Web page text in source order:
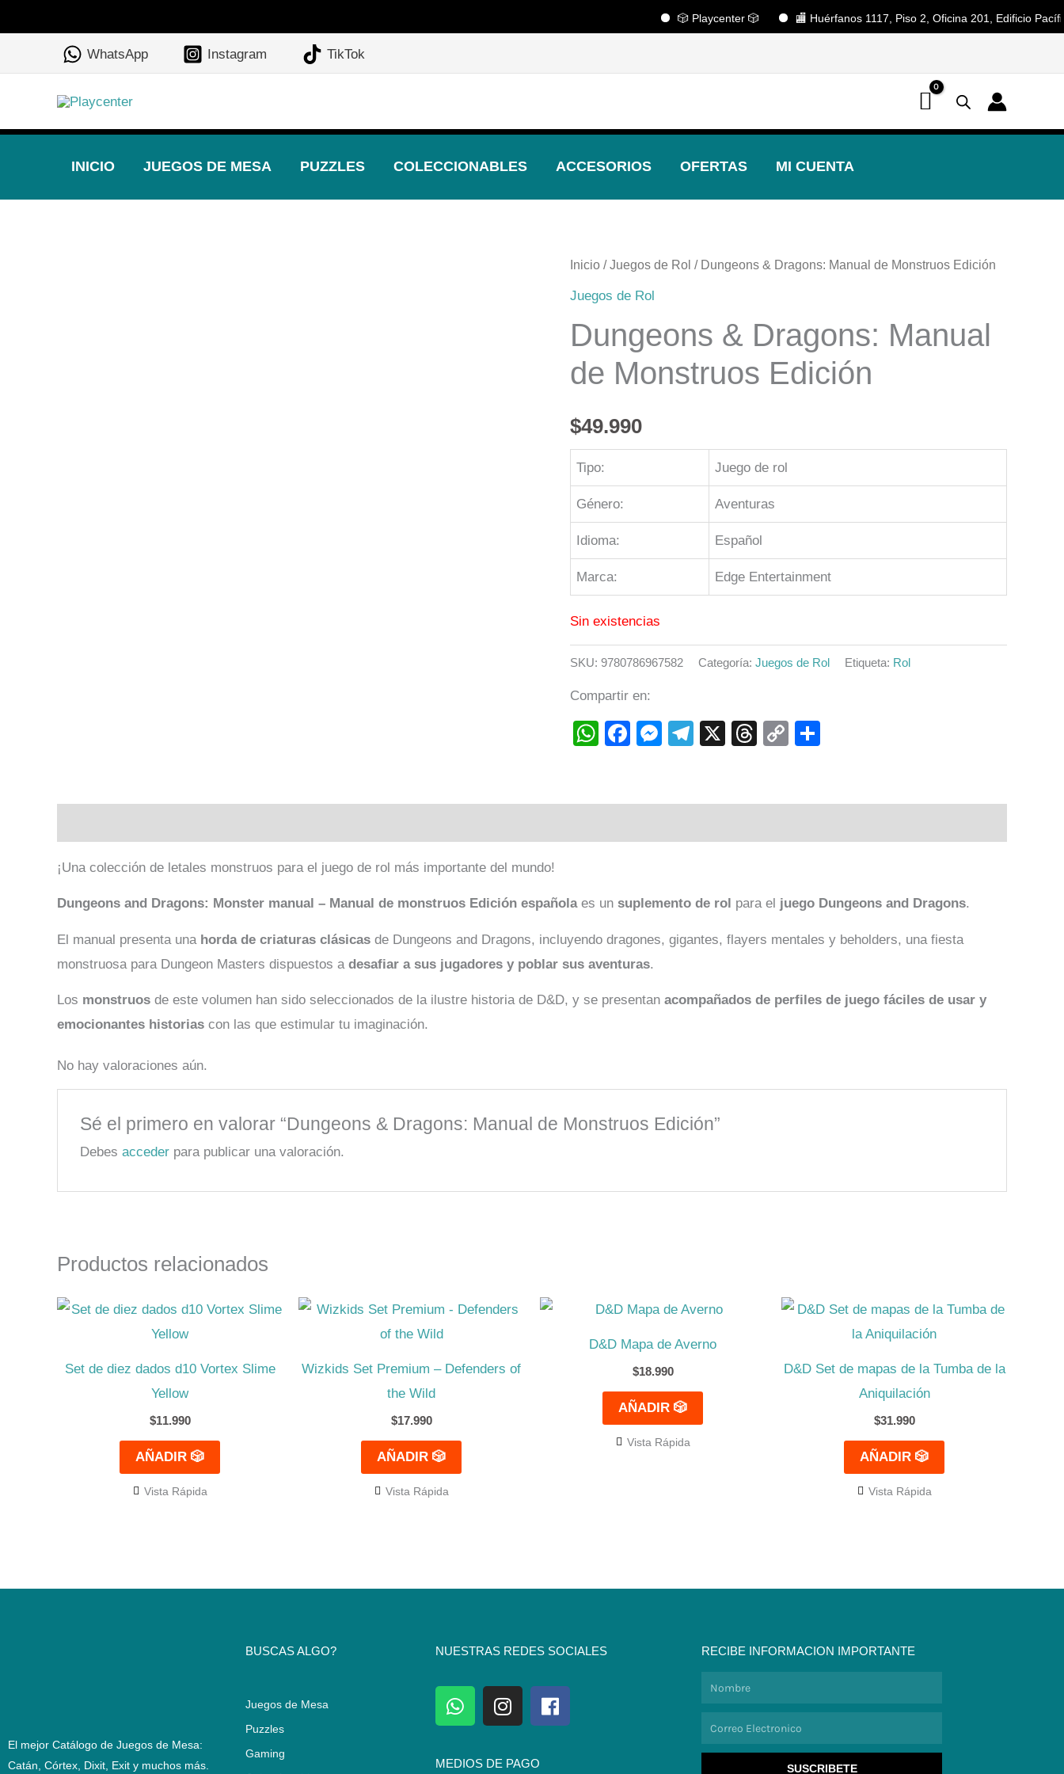
🎲 Playcenter 🎲 🏬 Huérfanos 1117, Piso 2, Oficina 201, Edificio Pacífico.
al
WhatsApp Instagram TikTok
INICIO JUEGOS DE MESA PUZZLES COLECCIONABLES ACCESORIOS OFERTAS MI CUENTA
Inicio /Juegos de Rol / Dungeons & Dragons: Manual de Monstruos Edición
Juegos de Rol
Dungeons & Dragons: Manual
de Monstruos Edición
$49.990
Tipo: Juego de rol
Género: Aventuras
Idioma: Español
Marca: Edge Entertainment
Sin existencias
SKU: 9780786967582 Categoría: Juegos de Rol Etiqueta: Rol
Compartir en:
WhatsApp
Facebook
Messenger
Telegram
X Threads
Copy
¡Una colección de letales monstruos para el juego de rol más importante del mundo!
Dungeons and Dragons: Monster manual – Manual de monstruos Edición españolaes un suplemento de rol para el juego Dungeons and Dragons.
El manual presenta una horda de criaturas clásicas de Dungeons and Dragons, incluyendo dragones, gigantes, flayers mentales y beholders, una fiesta
monstruosa para Dungeon Masters dispuestos a desafiar a sus jugadores y poblar sus aventuras.
Los monstruos de este volumen han sido seleccionados de la ilustre historia de D&D, y se presentan acompañados de perfiles de juego fáciles de usar y
emocionantes historias con las que estimular tu imaginación.
No hay valoraciones aún.
Sé el primero en valorar “Dungeons & Dragons: Manual de Monstruos Edición”
Debesacceder para publicar una valoración.
Productos relacionados
Set de diez dados d10 Vortex Slime
Yellow
$11.990
AÑADIR 🎲
Vista Rápida
Wizkids Set Premium – Defenders of
the Wild
$17.990
AÑADIR 🎲
Vista Rápida
D&D Mapa de Averno
$18.990
AÑADIR 🎲
Vista Rápida
D&D Set de mapas de la Tumba de la
Aniquilación
$31.990
AÑADIR 🎲
Vista Rápida
El mejor Catálogo de Juegos de Mesa:
Catán, Córtex, Dixit, Exit y muchos más.
BUSCAS ALGO?
Juegos de Mesa
Puzzles
Gaming
NUESTRAS REDES SOCIALES
W
h
t
I
n
t
F
a
MEDIOS DE PAGO
RECIBE INFORMACION IMPORTANTE
SUSCRIBETE
📢 ¡OFERTAS! 🔥